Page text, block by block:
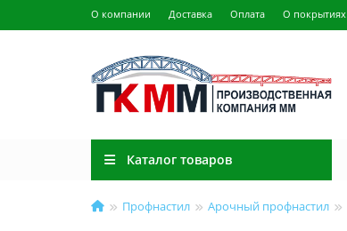
О компании Доставка Оплата О покрытиях
Каталог товаров
Профнастил Арочный профнастил